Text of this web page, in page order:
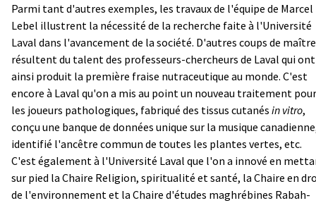
Parmi tant d'autres exemples, les travaux de l'équipe de Marcel
Lebel illustrent la nécessité de la recherche faite à l'Université
Laval dans l'avancement de la société. D'autres coups de maître
résultent du talent des professeurs-chercheurs de Laval qui ont
ainsi produit la première fraise nutraceutique au monde. C'est
encore à Laval qu'on a mis au point un nouveau traitement pour
les joueurs pathologiques, fabriqué des tissus cutanés in vitro,
conçu une banque de données unique sur la musique
identifié l'ancêtre commun de toutes les plantes vertes, etc.
C'est également à l'Université Laval que l'on a innové en
sur pied la Chaire Religion, spiritualité et santé, la Chaire en
de l'environnement et la Chaire d'études maghrébines Rabah-